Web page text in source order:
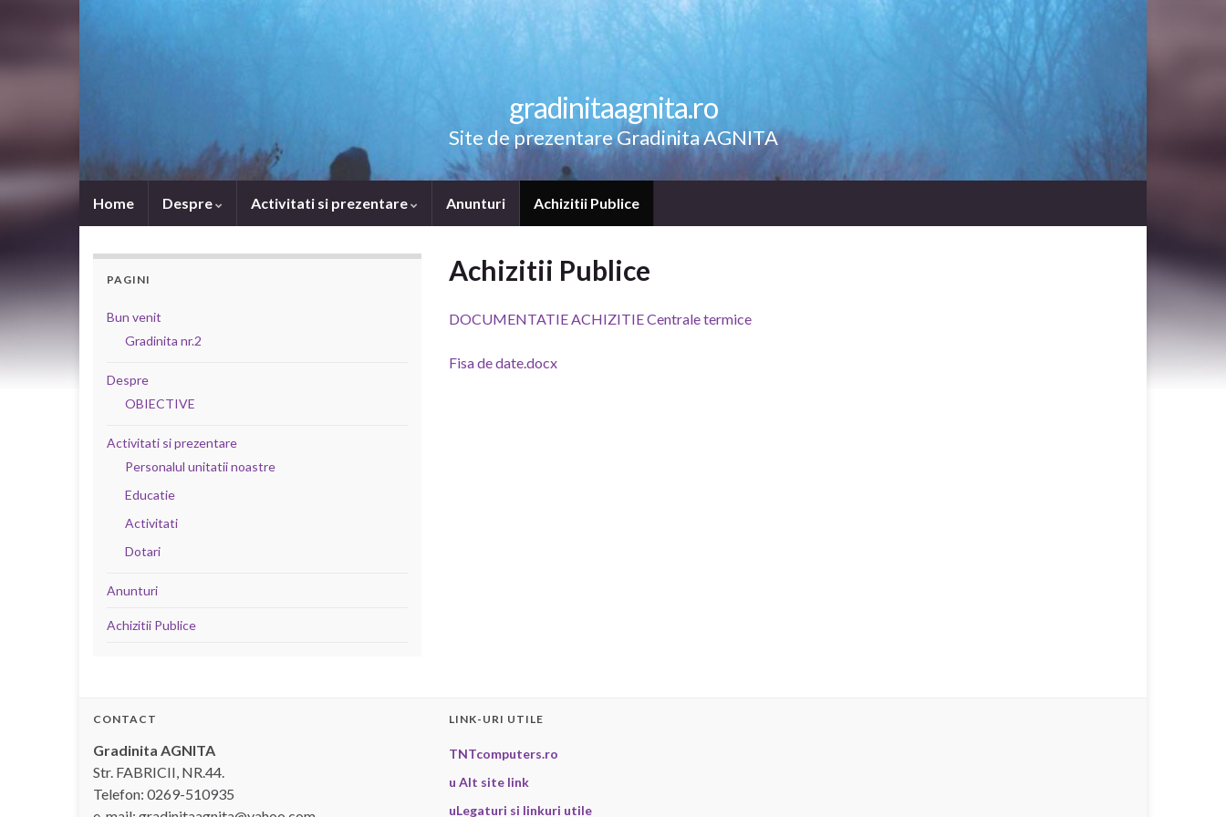
gradinitaagnita.ro
Site de prezentare Gradinita AGNITA
Home Despre Activitati si prezentare Anunturi Achizitii Publice
Achizitii Publice
DOCUMENTATIE ACHIZITIE Centrale termice
Fisa de date.docx
PAGINI
Bun venit
Gradinita nr.2
Despre
OBIECTIVE
Activitati si prezentare
Personalul unitatii noastre
Educatie
Activitati
Dotari
Anunturi
Achizitii Publice
CONTACT
Gradinita AGNITA
Str. FABRICII, NR.44.
Telefon: 0269-510935
LINK-URI UTILE
TNTcomputers.ro
u Alt site link
uLegaturi si linkuri utile